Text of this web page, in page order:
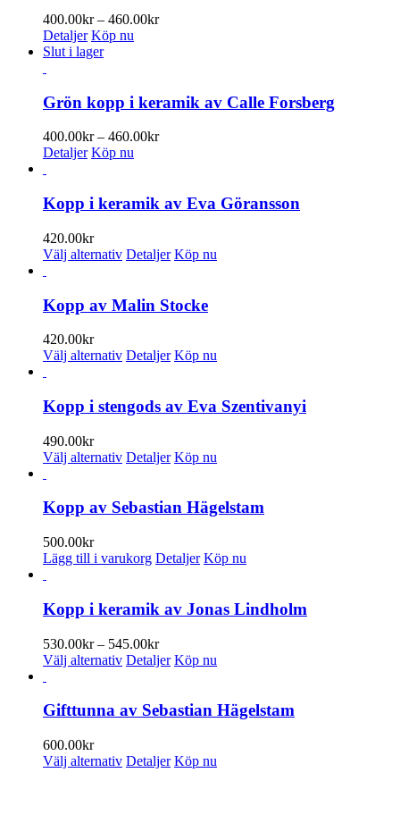
400.00kr – 460.00krPrisintervall:
Detaljer Köp nu
Slut i lager
Grön kopp i keramik av Calle Forsberg
400.00kr – 460.00krPrisintervall:
Detaljer Köp nu
Kopp i keramik av Eva Göransson
420.00kr
Välj alternativ Den
har
flera
De
olika
väljas
Detaljer Köp nu
Kopp av Malin Stocke
420.00kr
Välj alternativ Den
har
flera
De
olika
kan
väljas
Detaljer Köp nu
Kopp i stengods av Eva Szentivanyi
490.00kr
Välj alternativ Den
har
De
olika
väljas
produktsidan
Detaljer Köp nu
Kopp av Sebastian Hägelstam
500.00kr
Lägg till i varukorg Detaljer Köp nu
Kopp i keramik av Jonas Lindholm
530.00kr – 545.00krPrisintervall:
530.00kr
Välj alternativ Den
har
De
olika
Detaljer Köp nu
Gifttunna av Sebastian Hägelstam
600.00kr
Välj alternativ Den
Detaljer Köp nu